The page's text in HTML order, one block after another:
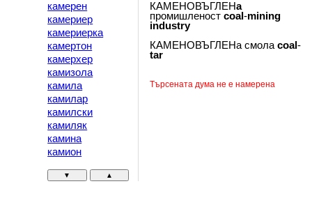
камерен
камериер
камериерка
камертон
камерхер
камизола
камила
камилар
камилски
камиляк
камина
камион
▼ ▲
КАМЕНОВЪГЛЕНa
промишленостcoal-mining
industry
КАМЕНОВЪГЛЕНа смолаcoal-
tar
Търсената дума не е намерена